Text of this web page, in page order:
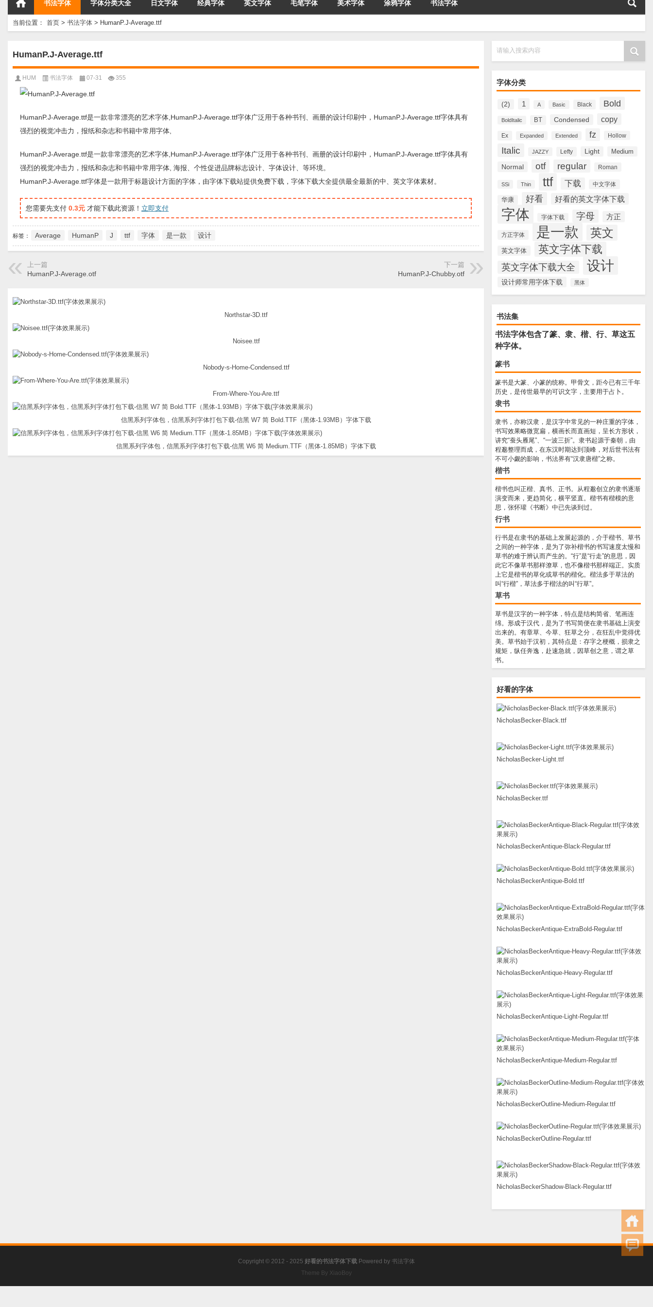
书法字体 字体分类大全 日文字体 经典字体 英文字体 毛笔字体 美术字体 涂鸦字体 书法字体
当前位置： 首页 > 书法字体 > HumanP.J-Average.ttf
请输入搜索内容
字体分类
(2) 1 A Basic Black Bold
BoldItalic BT Condensed copy
Ex Expanded Extended fz Hollow
Italic JAZZY Lefty Light Medium
Normal otf regular Roman
SSi Thin ttf 下载 中文字体
华康 好看 好看的英文字体下载
字体 字体下载 字母 方正
方正字体 是一款 英文
英文字体 英文字体下载
英文字体下载大全 设计
设计师常用字体下载 黑体
书法集
书法字体包含了篆、隶、楷、行、草这五
种字体。
篆书
篆书是大篆、小篆的统称。甲骨文，距今已有三千年
历史，是传世最早的可识文字，主要用于占卜。
隶书
隶书，亦称汉隶，是汉字中常见的一种庄重的字体，
书写效果略微宽扁，横画长而直画短，呈长方形状，
讲究“蚕头雁尾”、“一波三折”。隶书起源于秦朝，由
程邈整理而成，在东汉时期达到顶峰，对后世书法有
不可小觑的影响，书法界有“汉隶唐楷”之称。
楷书
楷书也叫正楷、真书、正书。从程邈创立的隶书逐渐
演变而来，更趋简化，横平竖直。楷书有楷模的意
思，张怀瓘《书断》中已先谈到过。
行书
行书是在隶书的基础上发展起源的，介于楷书、草书
之间的一种字体，是为了弥补楷书的书写速度太慢和
草书的难于辨认而产生的。“行”是“行走”的意思，因
此它不像草书那样潦草，也不像楷书那样端正。实质
上它是楷书的草化或草书的楷化。楷法多于草法的
叫“行楷”，草法多于楷法的叫“行草”。
草书
草书是汉字的一种字体，特点是结构简省、笔画连
绵。形成于汉代，是为了书写简便在隶书基础上演变
出来的。有章草、今草、狂草之分，在狂乱中觉得优
美。草书始于汉初，其特点是：存字之梗概，损隶之
规矩，纵任奔逸，赴速急就，因草创之意，谓之草
书。
好看的字体
NicholasBecker-Black.ttf
NicholasBecker-Light.ttf
NicholasBecker.ttf
NicholasBeckerAntique-Black-Regular.ttf
NicholasBeckerAntique-Bold.ttf
NicholasBeckerAntique-ExtraBold-Regular.ttf
NicholasBeckerAntique-Heavy-Regular.ttf
NicholasBeckerAntique-Light-Regular.ttf
NicholasBeckerAntique-Medium-Regular.ttf
NicholasBeckerOutline-Medium-Regular.ttf
NicholasBeckerOutline-Regular.ttf
NicholasBeckerShadow-Black-Regular.ttf
HumanP.J-Average.ttf
HUM 书法字体 07-31 355
HumanP.J-Average.ttf是一款非常漂亮的艺术字体,HumanP.J-Average.ttf字体广泛用于各种书刊、画册的设计印刷中，HumanP.J-Average.ttf字体具有
强烈的视觉冲击力，报纸和杂志和书籍中常用字体,
HumanP.J-Average.ttf是一款非常漂亮的艺术字体,HumanP.J-Average.ttf字体广泛用于各种书刊、画册的设计印刷中，HumanP.J-Average.ttf字体具有
强烈的视觉冲击力，报纸和杂志和书籍中常用字体, 海报、个性促进品牌标志设计、字体设计、等环境。
HumanP.J-Average.ttf字体是一款用于标题设计方面的字体，由字体下载站提供免费下载，字体下载大全提供最全最新的中、英文字体素材。
您需要先支付 0.3元 才能下载此资源！ 立即支付
标签： Average HumanP J ttf 字体 是一款 设计
上一篇
HumanP.J-Average.otf
下一篇
HumanP.J-Chubby.otf
Northstar-3D.ttf
Noisee.ttf
Nobody-s-Home-Condensed.ttf
From-Where-You-Are.ttf
信黑系列字体包，信黑系列字体打包下载-信黑 W7 简 Bold.TTF（黑体-1.93MB）字体下载
信黑系列字体包，信黑系列字体打包下载-信黑 W6 简 Medium.TTF（黑体-1.85MB）字体下载
Copyright © 2012 - 2025 好看的书法字体下载 Powered by 书法字体
Theme By XiaoBoy